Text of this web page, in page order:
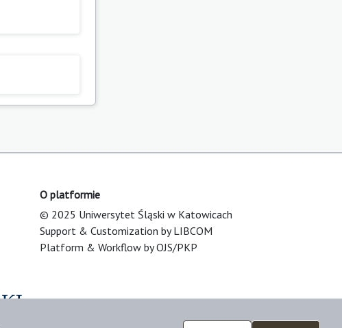
O platformie
© 2025 Uniwersytet Śląski w Katowicach
Support & Customization by LIBCOM
Platform & Workflow by OJS/PKP